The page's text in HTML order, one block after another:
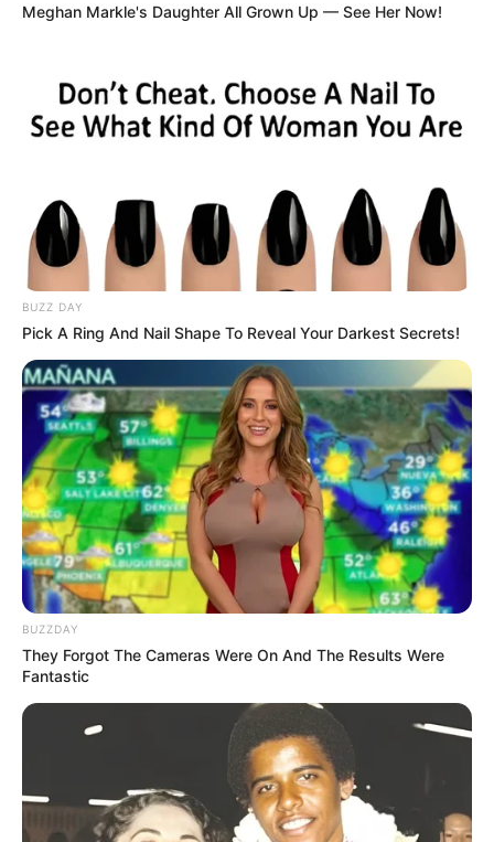
lagi dengan yang namanya sushi. Sushi identic dengan nasi yang
digulung bersama lembaran rumput laut dan berbagai isian di
Warna–warni dari sushi semakin menggoda untuk disantap. Di
Indonesia sendiri sushi sudah dimodifikasi dengan cita rasa khas
nusantara agar semakin cocok dengan lidah orang Indonesia.
Namun, tahukah kamu ternyata ada fakta sushi yang belum
banyak orang tahu. Berikut ulasan 7 fakta menarik seputar sushi.
Baca juga:Mayoritas di Asia, Ini 10 Gunung Tertinggi di
Dunia Paling Sering Didaki
1. Sushi modern muncul di pertengahan tahun 1800–
an
Meghan Markle's Daughter All Grown Up — See Her Now!
BUZZ DAY
Pick A Ring And Nail Shape To Reveal Your Darkest Secrets!
BUZZDAY
They Forgot The Cameras Were On And The Results Were
Fantastic